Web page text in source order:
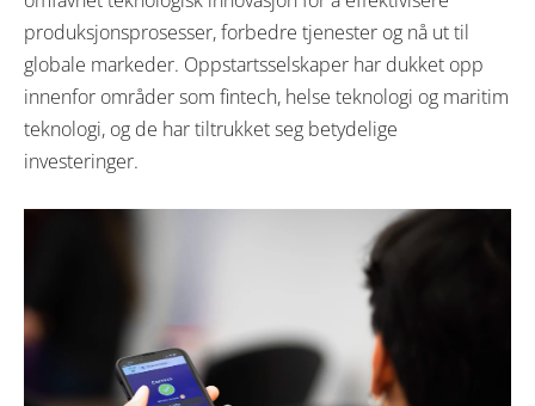
produksjonsprosesser, forbedre tjenester og nå ut til
globale markeder. Oppstartsselskaper har dukket opp
innenfor områder som fintech, helse teknologi og maritim
teknologi, og de har tiltrukket seg betydelige
investeringer.